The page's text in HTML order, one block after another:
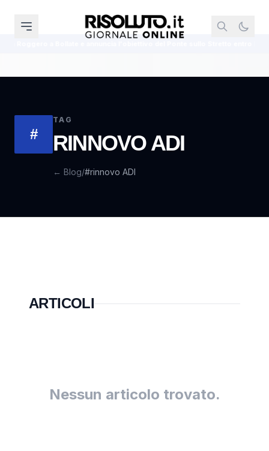
#
TAG
RINNOVO ADI
← Blog/#rinnovo ADI
ARTICOLI
Nessun articolo trovato.